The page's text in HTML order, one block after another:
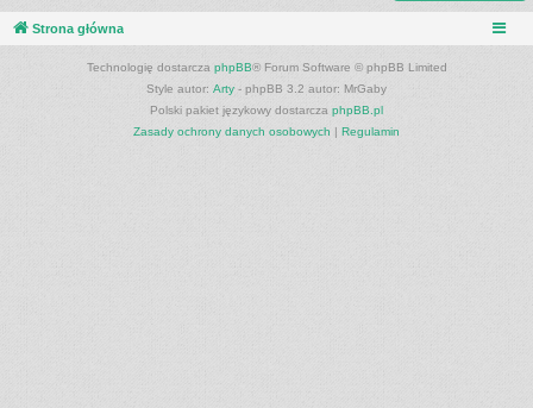
Strona główna
Technologię dostarcza phpBB® Forum Software © phpBB Limited
Style autor: Arty - phpBB 3.2 autor: MrGaby
Polski pakiet językowy dostarcza phpBB.pl
Zasady ochrony danych osobowych | Regulamin